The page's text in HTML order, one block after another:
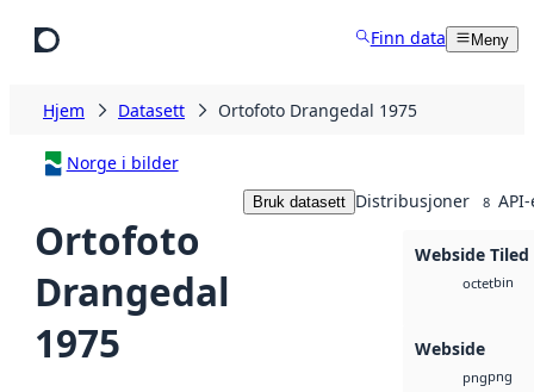
Finn data Meny
Hjem Datasett Ortofoto Drangedal 1975
Norge i bilder
Ortofoto
Drangedal
1975
Bruk datasett Distribusjoner 8
Webside Tiled
octetbin
Webside
pngpng